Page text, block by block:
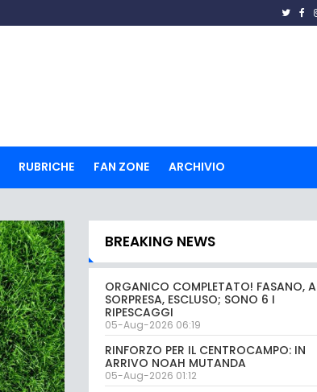
RUBRICHE FAN ZONE ARCHIVIO
BREAKING NEWS
ORGANICO COMPLETATO! FASANO, A
SORPRESA, ESCLUSO; SONO 6 I
RIPESCAGGI
05-Aug-2026 06:19
RINFORZO PER IL CENTROCAMPO: IN
ARRIVO NOAH MUTANDA
05-Aug-2026 01:12